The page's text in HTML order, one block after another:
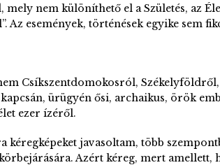
nem különíthető el a Születés, az
Az események, történések egyike sem
Csíkszentdomokosról,
ürügyén ősi, archaikus, örök
ezer ízéről.
kéregképeket javasoltam, több
Azért kéreg, mert amellett,